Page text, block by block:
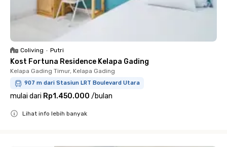
Coliving • Putri
Kost Fortuna Residence Kelapa Gading
Kelapa Gading Timur, Kelapa Gading
907 m dari Stasiun LRT Boulevard Utara
mulai dari Rp1.450.000 /bulan
Lihat info lebih banyak